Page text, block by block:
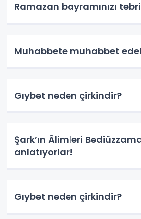
Ramazan bayramınızı
Muhabbete muhabbet
Gıybet neden çirkindir?
Şark’ın Âlimleri
anlatıyorlar!
Gıybet neden çirkindir?